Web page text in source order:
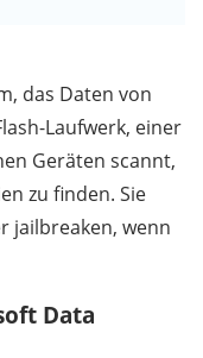
das Daten von
Laufwerk, einer
Geräten scannt,
zu finden. Sie
jailbreaken, wenn
Data